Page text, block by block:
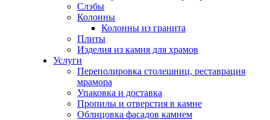
Слэбы
Колонны
Колонны из гранита
Плиты
Изделия из камня для храмов
Услуги
Переполировка столешниц, реставрация
мрамора
Упаковка и доставка
Пропилы и отверстия в камне
Облицовка фасадов камнем